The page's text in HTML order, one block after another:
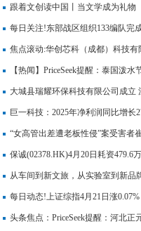
跟着文创读中国丨当文学成为礼物
每日关注!东部战区组织133编队完
活动 经与西水道返回
焦点滚动:华创芯科（成都）科技
本10万人民币
【热闻】PriceSeek提醒：泰国泼水
大城县瑞耀环保科技有限公司成立
币
巨一科技：2025年净利润同比增长
聚焦
“女高管出差遭老板性侵”案受害者
元待遇诉求：包括停工留薪期工资
假、医疗费等，其年薪曾达120万
保诚(02378.HK)4月20日耗资479.6
从车间到新文旅，从实验室到新
线观察
每日动态!上证综指4月21日涨0.07%
头条焦点：PriceSeek提醒：河北正